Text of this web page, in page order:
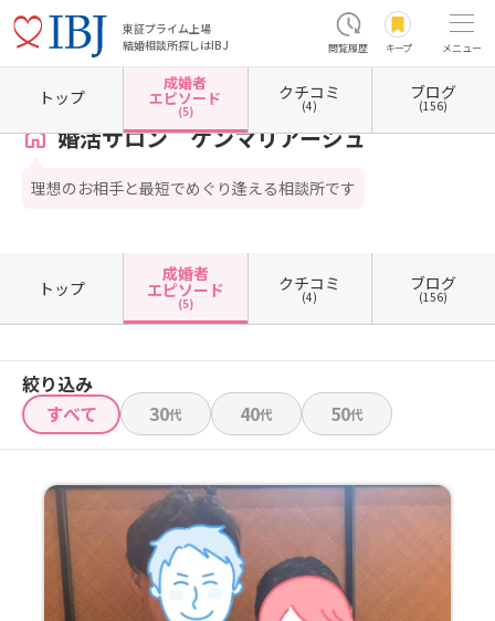
東証プライム上場
結婚相談所探しはIBJ
閲覧履歴 キープ メニュー
ホーム 東京都の結婚相談所 東京都目黒区 婚活サロン ケンマリアージュ 成婚者エピ
婚活サロン ケンマリアージュ
理想のお相手と最短でめぐり逢える相談所です
トップ
成婚者
エピソード
(5)
クチコミ
(4)
ブログ
(156)
トップ
成婚者
エピソード
(5)
クチコミ
(4)
ブログ
(156)
絞り込み
すべて
30代 40代 50代